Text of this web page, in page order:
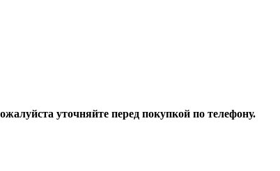
уточняйте перед покупкой по телефону.